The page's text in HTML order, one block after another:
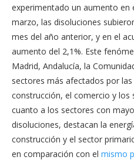
experimentado un aumento en
marzo, las disoluciones
mes del año anterior, y en el
aumento del 2,1%. Este
Madrid, Andalucía, la
sectores más afectados por
construcción, el comercio y los
cuanto a los sectores con
disoluciones, destacan la
construcción y el sector
en comparación con el mismo